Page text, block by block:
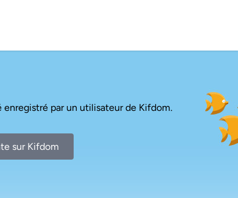
par un utilisateur de Kifdom.
sur Kifdom